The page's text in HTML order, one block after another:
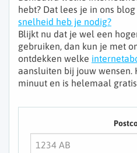
hebt? Dat lees je in ons blog
snelheid heb je nodig?
Blijkt nu dat je wel een
gebruiken, dan kun je met
ontdekken welke
aansluiten bij jouw wensen.
minuut en is helemaal